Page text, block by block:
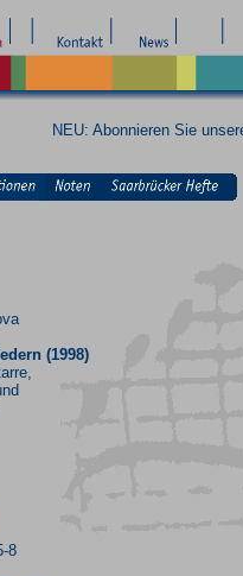
NEU: Abonnieren Sie
(1998)
8